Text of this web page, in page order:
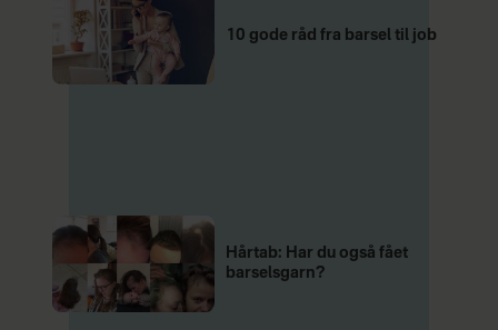
10 gode råd fra barsel til job
Hårtab: Har du også fået
barselsgarn?